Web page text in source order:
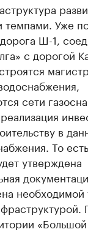
Уже
дорога Ш-1,
с дорогой
сети
в
То
утверждена